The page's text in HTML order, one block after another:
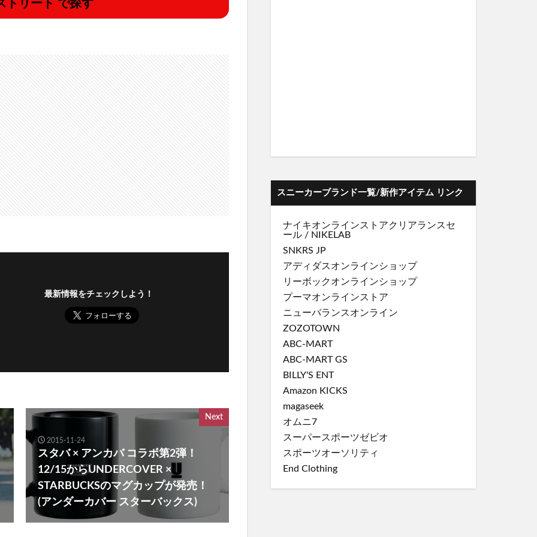
トリート で探す
最新情報をチェックしよう！
Next
2015-11-24
スタバ × アンカバ コラボ第2弾！
12/15からUNDERCOVER ×
STARBUCKSのマグカップが発売！
(アンダーカバー スターバックス)
スニーカーブランド一覧/新作アイテム リンク
ナイキオンラインストアクリアランスセ
ール / NIKELAB
SNKRS JP
アディダスオンラインショップ
リーボックオンラインショップ
プーマオンラインストア
ニューバランスオンライン
ZOZOTOWN
ABC-MART
ABC-MART GS
BILLY'S ENT
Amazon KICKS
magaseek
オムニ7
スーパースポーツゼビオ
スポーツオーソリティ
End Clothing